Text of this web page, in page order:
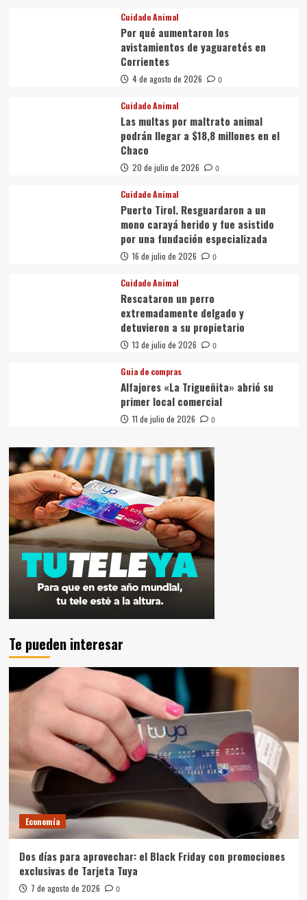
Cuidado Animal
Por qué aumentaron los
avistamientos de yaguaretés en
Corrientes
4 de agosto de 2026 0
Cuidado Animal
Las multas por maltrato animal
podrán llegar a $18,8 millones en el
Chaco
20 de julio de 2026 0
Cuidado Animal
Puerto Tirol. Resguardaron a un
mono carayá herido y fue asistido
por una fundación especializada
16 de julio de 2026 0
Cuidado Animal
Rescataron un perro
extremadamente delgado y
detuvieron a su propietario
13 de julio de 2026 0
Guia de compras
Alfajores «La Trigueñita» abrió su
primer local comercial
11 de julio de 2026 0
Te pueden interesar
Economía
Dos días para aprovechar: el Black Friday con promociones
exclusivas de Tarjeta Tuya
7 de agosto de 2026 0